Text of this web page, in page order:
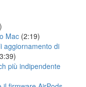
Mac (2:19)
aggiornamento di
più indipendente